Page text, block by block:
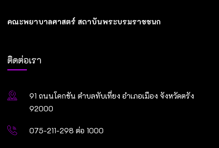
คณะพยาบาลศาสตร์ สถาบันพระบรมราชชนก
ติดต่อเรา
91 ถนนโคกขัน ตำบลทับเที่ยง อำเภอเมือง จังหวัดตรัง
92000
075-211-298 ต่อ 1000